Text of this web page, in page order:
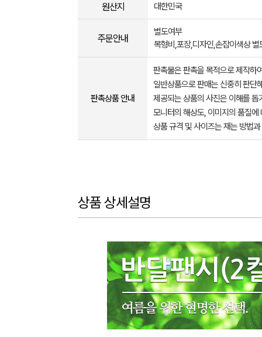
원산지 대한민국
주문안내
별도여부
목형비,포장,디자인,손잡이색상 별
판촉상품 안내
판촉물은 판촉을 목적으로 제작하
일반상품으로 판매는 신중히 판단
제공되는 상품의 사진은 이해를
모니터의 해상도, 이미지의 품질
상품 규격 및 사이즈는 재는 방법
상품 상세설명